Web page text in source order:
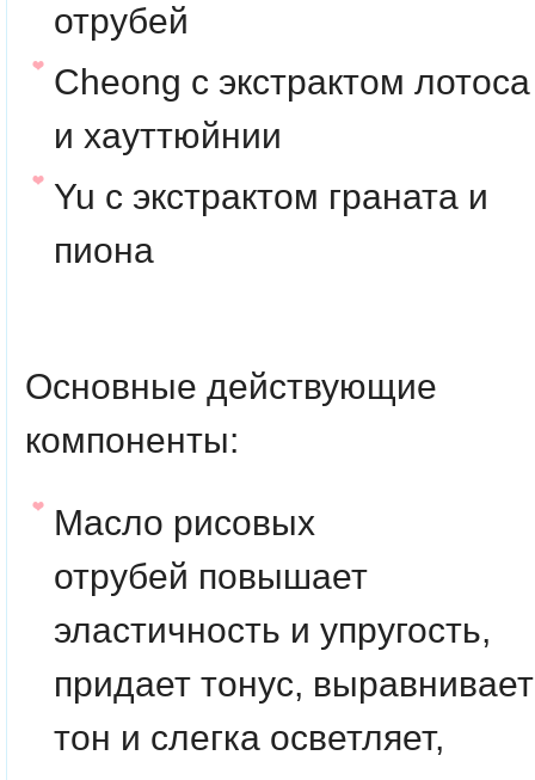
отрубей
Cheong с экстрактом лотоса
и хауттюйнии
Yu с экстрактом граната и
пиона
Основные действующие
компоненты:
Масло рисовых
отрубей повышает
эластичность и упругость,
придает тонус, выравнивает
тон и слегка осветляет,